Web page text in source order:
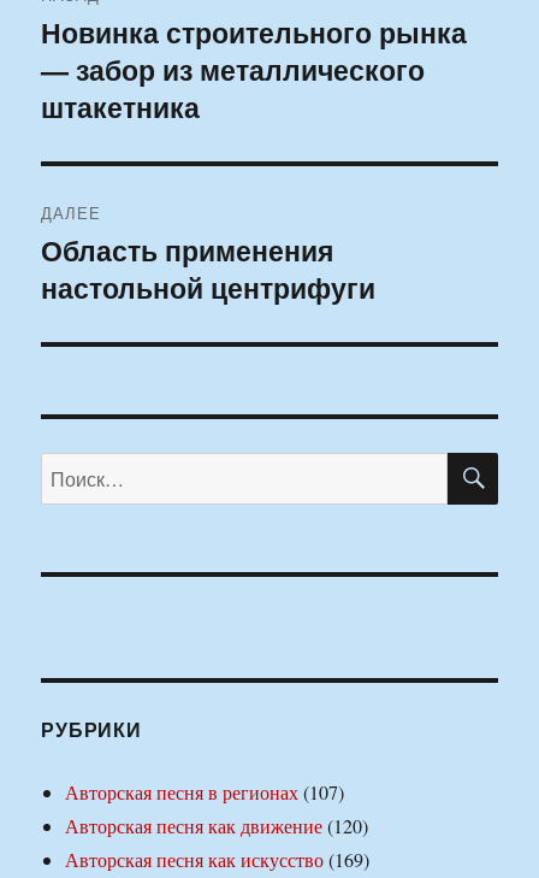
по
записям
Предыдущая
запись:
Новинка строительного рынка
— забор из металлического
штакетника
ДАЛЕЕ
Следующая
запись:
Область применения
настольной центрифуги
Искать:
РУБРИКИ
Авторская песня в регионах(107)
Авторская песня как движение(120)
Авторская песня как искусство(169)